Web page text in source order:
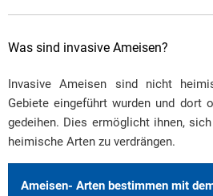
Was sind invasive Ameisen?
Invasive Ameisen sind nicht
Gebiete eingeführt wurden und dort
gedeihen. Dies ermöglicht ihnen,
heimische Arten zu verdrängen.
Ameisen- Arten bestimmen mit